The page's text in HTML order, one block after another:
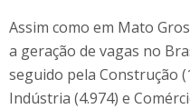
Assim como em Mato
a geração de vagas no
seguido pela Construção
Indústria (4.974) e